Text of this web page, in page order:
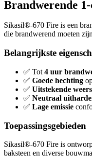
Brandwerende
Sikasil®-670 Fire is een
die brandwerend moeten
Belangrijkste
✅ Tot 4 uur
✅ Goede hechting
✅ Uitstekende
✅ Neutraal
✅ Lage emissie
Toepassingsgebieden
Sikasil®-670 Fire is
baksteen en diverse